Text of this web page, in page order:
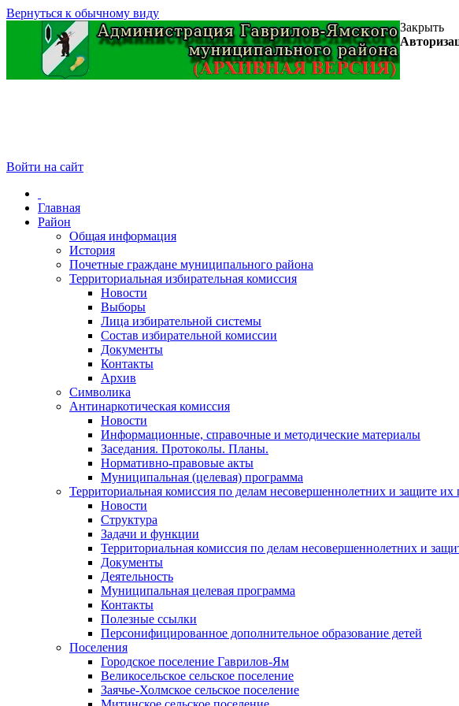
Вернуться к обычному виду
Закрыть
Войти на сайт
Главная
Район
Общая информация
История
Почетные граждане муниципального района
Территориальная избирательная комиссия
Новости
Выборы
Лица избирательной системы
Состав избирательной комиссии
Документы
Контакты
Архив
Символика
Антинаркотическая комиссия
Новости
Информационные, справочные и методические материалы
Заседания. Протоколы. Планы.
Нормативно-правовые акты
Муниципальная (целевая) программа
Территориальная комиссия по делам несовершеннолетних и защите их
Новости
Структура
Задачи и функции
Территориальная комиссия по делам несовершеннолетних и
Документы
Деятельность
Муниципальная целевая программа
Контакты
Полезные ссылки
Персонифицированное дополнительное образование детей
Поселения
Городское поселение Гаврилов-Ям
Великосельское сельское поселение
Заячье-Холмское сельское поселение